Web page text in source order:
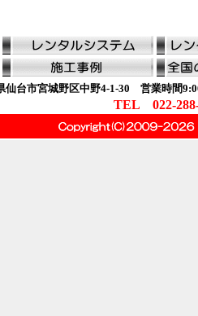
台市宮城野区中野4-1-30 営業時間
TEL 022-